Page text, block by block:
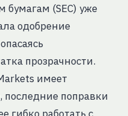
(SEC) уже
одобрение
прозрачности.
имеет
поправки